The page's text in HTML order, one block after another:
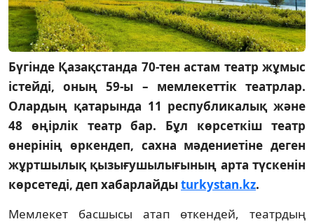
Бүгінде Қазақстанда 70-тен астам театр жұмыс
істейді, оның 59-ы – мемлекеттік театрлар.
Олардың қатарында 11 республикалық және
48 өңірлік театр бар. Бұл көрсеткіш театр
өнерінің өркендеп, сахна мәдениетіне деген
жұртшылық қызығушылығының арта түскенін
көрсетеді, деп хабарлайдыturkystan.kz.
Мемлекет басшысы атап өткендей, театрдың